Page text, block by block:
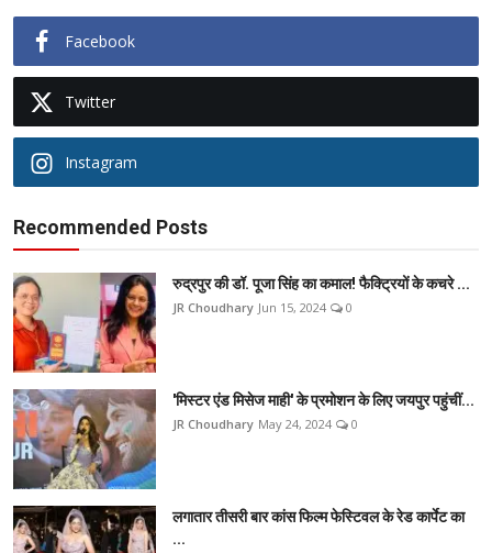
Facebook
Twitter
Instagram
Recommended Posts
रुद्रपुर की डॉ. पूजा सिंह का कमाल! फैक्ट्रियों के कचरे ...
JR Choudhary Jun 15, 2024 0
'मिस्टर एंड मिसेज माही' के प्रमोशन के लिए जयपुर पहुंचीं...
JR Choudhary May 24, 2024 0
लगातार तीसरी बार कांस फिल्म फेस्टिवल के रेड कार्पेट का
...